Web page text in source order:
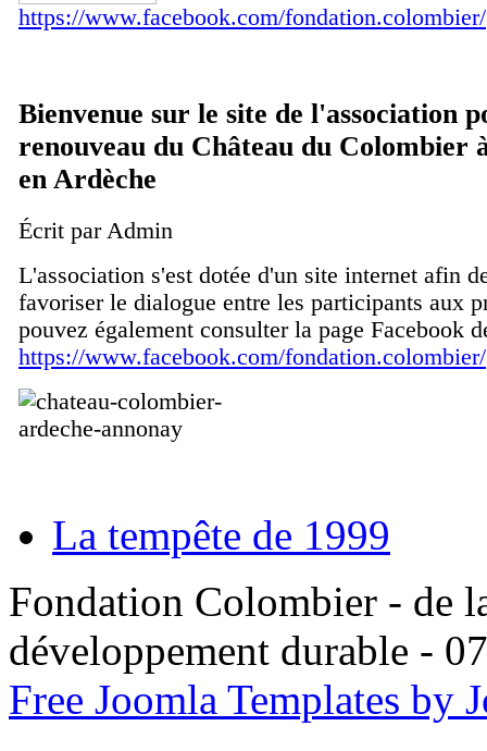
https://www.facebook.com/fondation.colombier/
Bienvenue sur le site de l'association
renouveau du Château du Colombier
en Ardèche
Écrit par Admin
L'association s'est dotée d'un site internet afin
favoriser le dialogue entre les participants aux
pouvez également consulter la page Facebook
https://www.facebook.com/fondation.colombier/
La tempête de 1999
Fondation Colombier - de
développement durable -
Free Joomla Templates by